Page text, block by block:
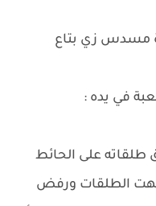
مسدس زي بتاع
في يده :
على الحائط
الطلقات ورفض